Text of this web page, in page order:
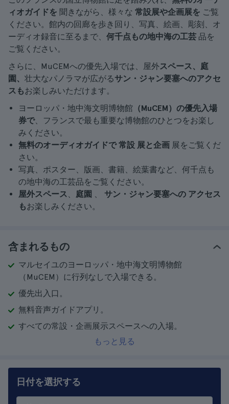
ィオガイドを 聞きながら、様々な 常設展や企画展を ご覧
ください。館内の回廊を歩き回り、写真、絵画、彫刻、オ
ーディオ録音に至るまで、 何千点もの地中海の工芸 品を
ご覧ください。
さらに、MuCEMへの優先入場では、屋外スペース、庭
園、 壮大なパノラマが広がるサン・ジャン要塞へのアクセ
スもお楽しみいただけます。
ヨーロッパ・地中海文明博物館 （MuCEM）の優先入場
券で、フランスで最も重要な博物館のひとつをお楽し
みください。
無料のオーディオガイドで常設 展と企画 展をご覧くだ
さい。
写真、ポスター、版画、書籍、絵葉書など、何千点も
の地中海の工芸品をご覧ください。
屋外スペース、 庭園 、 サン・ジャン要塞への アクセス
もお楽しみください。
含まれるもの
マルセイユのヨーロッパ・地中海文明博物館
（MuCEM）に行列なしで入場できる。
優先出入口。
無料音声ガイドアプリ。
すべての常設・企画展示スペースへの入場。
もっと見る
日付を選択する